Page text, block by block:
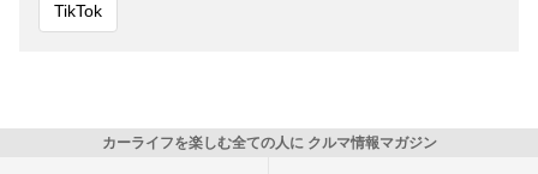
TikTok
カーライフを楽しむ全ての人に クルマ情報マガジン